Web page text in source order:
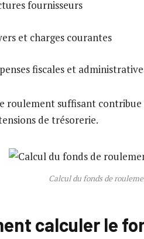
fournisseurs
et charges courantes
fiscales et
roulement suffisant
de trésorerie.
Calcul du fonds de
calculer le